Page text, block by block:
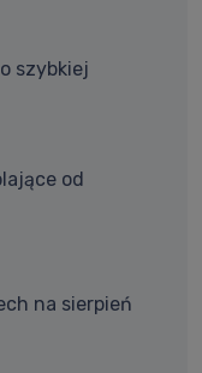
szybkiej
od
na sierpień